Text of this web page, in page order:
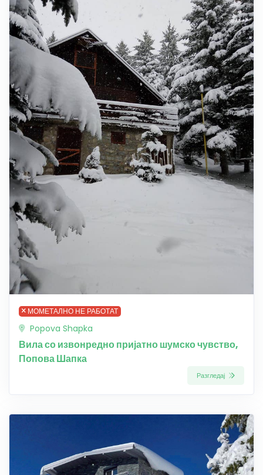
МОМЕТАЛНО НЕ РАБОТАТ
Popova Shapka
Вила со извонредно пријатно шумско чувство,
Попова Шапка
Разгледај